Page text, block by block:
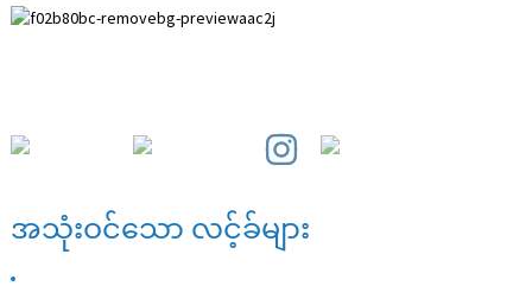
အသုံးဝင်သော လင့်ခ်များ